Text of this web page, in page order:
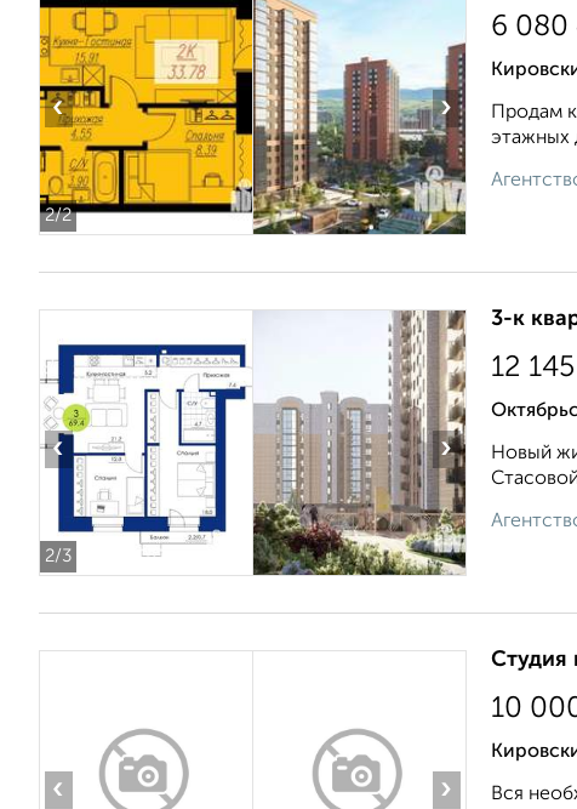
2/2
‹ ›
6 080
Продам
этажных
2/3
‹ ›
3-к
12
Новый
‹ ›
Студия
10
Вся